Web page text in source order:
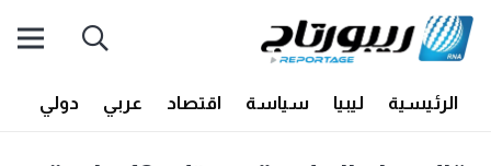
الرئيسية ليبيا سياسة اقتصاد عربي دولي